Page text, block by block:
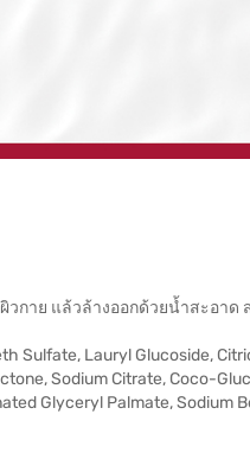
าย แล้วล้างออกด้วยน้ำสะอาด
Sulfate, Lauryl Glucoside,
Sodium Citrate, Coco-
Glyceryl Palmate, Sodium